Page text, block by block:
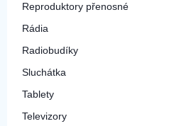
Reproduktory přenosné
Rádia
Radiobudíky
Sluchátka
Tablety
Televizory